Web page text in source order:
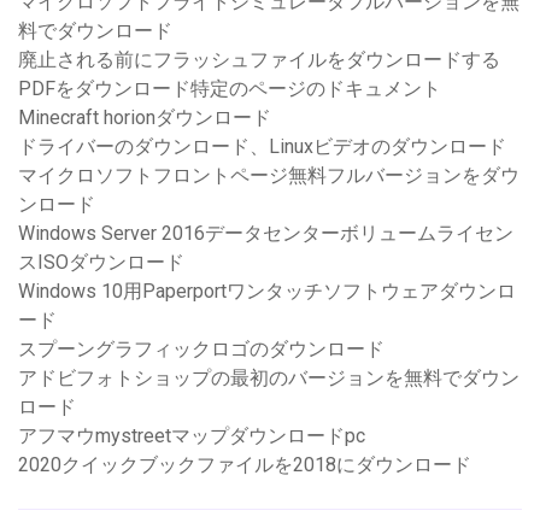
料でダウンロード
廃止される前にフラッシュファイルをダウンロードする
PDFをダウンロード特定のページのドキュメント
Minecraft horionダウンロード
ドライバーのダウンロード、Linuxビデオのダウンロード
マイクロソフトフロントページ無料フルバージョンをダウ
ンロード
Windows Server 2016データセンターボリュームライセン
スISOダウンロード
Windows 10用Paperportワンタッチソフトウェアダウンロ
ード
スプーングラフィックロゴのダウンロード
アドビフォトショップの最初のバージョンを無料でダウン
ロード
アフマウmystreetマップダウンロードpc
2020クイックブックファイルを2018にダウンロード